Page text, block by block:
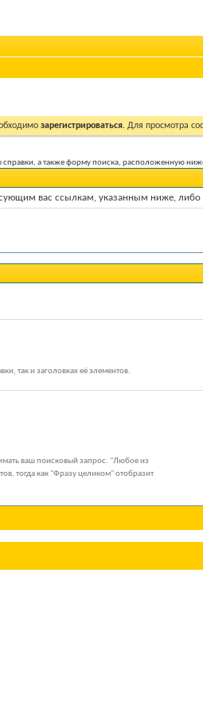
зарегистрироваться. Для просмотра
справки, а также форму поиска, расположенную
вас ссылкам, указанным ниже,
так и заголовках её элементов.
ваш поисковый запрос. "Любое из
тогда как "Фразу целиком" отобразит